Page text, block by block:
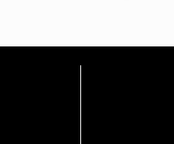
心（需提前预约）
约）
）